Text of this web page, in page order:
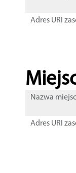
Adres URI
Nazwa
Adres URI